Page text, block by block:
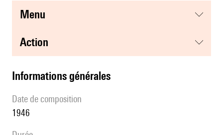
menu
action
informations générales
date de composition
1946